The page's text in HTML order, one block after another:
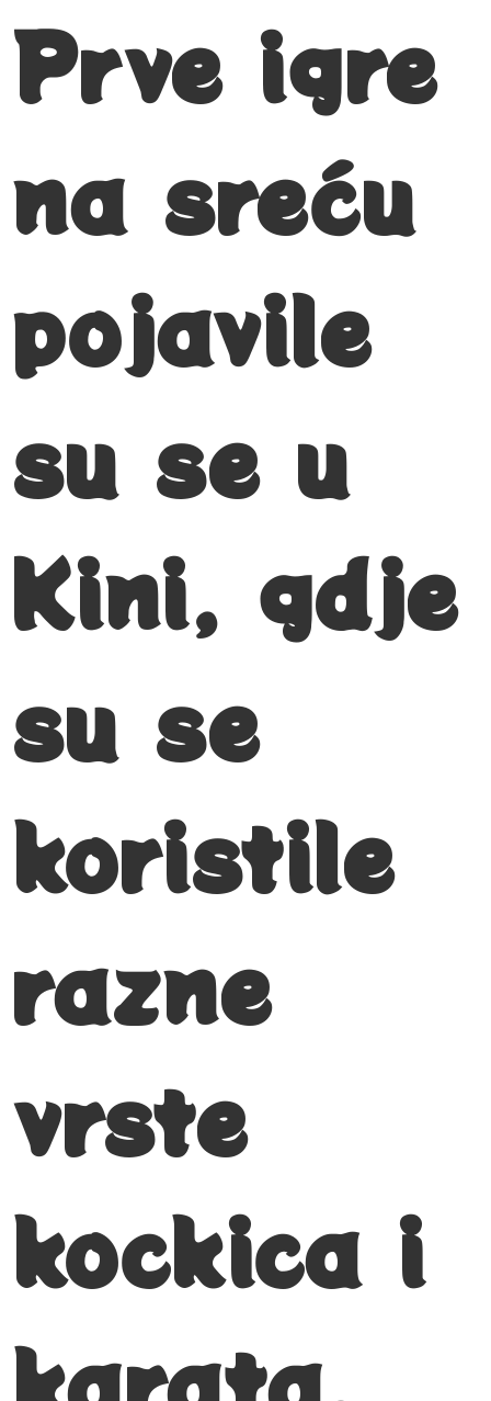
Prve igre
na sreću
pojavile
su se u
Kini, gdje
su se
koristile
razne
vrste
kockica i